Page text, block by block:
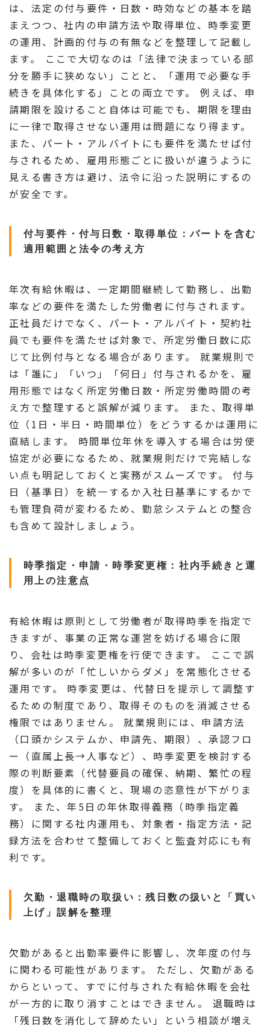
は、法定の付与要件・日数・時効などの基本を踏
まえつつ、社内の申請方法や取得単位、時季変更
の運用、計画的付与の有無などを整理して記載し
ます。 ここで大切なのは「法律で決まっている部
分を勝手に狭めない」ことと、「運用で必要な手
続きを具体化する」ことの両立です。 例えば、申
請期限を設けること自体は可能でも、期限を理由
に一律で取得させない運用は問題になり得ます。
また、パート・アルバイトにも要件を満たせば付
与されるため、雇用形態ごとに扱いが違うように
見える書き方は避け、法令に沿った説明にするの
が安全です。
付与要件・付与日数・取得単位：パートを含む
適用範囲と法令の考え方
年次有給休暇は、一定期間継続して勤務し、出勤
率などの要件を満たした労働者に付与されます。
正社員だけでなく、パート・アルバイト・契約社
員でも要件を満たせば対象で、所定労働日数に応
じて比例付与となる場合があります。 就業規則で
は「誰に」「いつ」「何日」付与されるかを、雇
用形態ではなく所定労働日数・所定労働時間の考
え方で整理すると誤解が減ります。 また、取得単
位（1日・半日・時間単位）をどうするかは運用に
直結します。 時間単位年休を導入する場合は労使
協定が必要になるため、就業規則だけで完結しな
い点も明記しておくと実務がスムーズです。 付与
日（基準日）を統一するか入社日基準にするかで
も管理負荷が変わるため、勤怠システムとの整合
も含めて設計しましょう。
時季指定・申請・時季変更権：社内手続きと運
用上の注意点
有給休暇は原則として労働者が取得時季を指定で
きますが、事業の正常な運営を妨げる場合に限
り、会社は時季変更権を行使できます。 ここで誤
解が多いのが「忙しいからダメ」を常態化させる
運用です。 時季変更は、代替日を提示して調整す
るための制度であり、取得そのものを消滅させる
権限ではありません。 就業規則には、申請方法
（口頭かシステムか、申請先、期限）、承認フロ
ー（直属上長→人事など）、時季変更を検討する
際の判断要素（代替要員の確保、納期、繁忙の程
度）を具体的に書くと、現場の恣意性が下がりま
す。 また、年5日の年休取得義務（時季指定義
務）に関する社内運用も、対象者・指定方法・記
録方法を合わせて整備しておくと監査対応にも有
利です。
欠勤・退職時の取扱い：残日数の扱いと「買い
上げ」誤解を整理
欠勤があると出勤率要件に影響し、次年度の付与
に関わる可能性があります。 ただし、欠勤がある
からといって、すでに付与された有給休暇を会社
が一方的に取り消すことはできません。 退職時は
「残日数を消化して辞めたい」という相談が増え